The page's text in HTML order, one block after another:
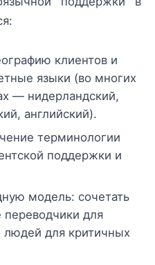
клиентов и
языки (во многих
— нидерландский,
английский).
терминологии
поддержки и
модель: сочетать
переводчики для
людей для критичных